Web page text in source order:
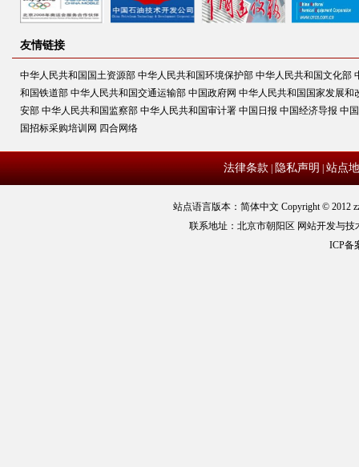
友情链接
中华人民共和国国土资源部 中华人民共和国环境保护部 中华人民共和国文化部
和国铁道部 中华人民共和国交通运输部 中国政府网 中华人民共和国国家发展和
安部 中华人民共和国监察部 中华人民共和国审计署 中国日报 中国经济导报 中
国招标采购培训网 四合网络
法律条款 隐私声明 站点
站点语言版本：简体中文 Copyright © 2012
联系地址：北京市朝阳区 网站开发与技
ICP备